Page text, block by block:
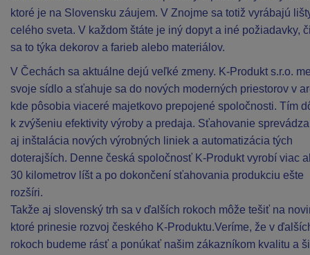
ktoré je na Slovensku záujem. V Znojme sa totiž vyrábajú
celého sveta. V každom štáte je iný dopyt a iné požiadavky,
sa to týka dekorov a farieb alebo materiálov.
V Čechách sa aktuálne dejú veľké zmeny. K-Produkt s.r.o.
svoje sídlo a sťahuje sa do nových moderných priestorov v
kde pôsobia viaceré majetkovo prepojené spoločnosti. Tím
k zvýšeniu efektivity výroby a predaja. Sťahovanie sprevádza
aj inštalácia nových výrobných liniek a automatizácia tých
doterajších. Denne česká spoločnosť K-Produkt vyrobí viac
30 kilometrov líšt a po dokončení sťahovania produkciu ešte
rozšíri.
Takže aj slovenský trh sa v ďalších rokoch môže tešiť na
ktoré prinesie rozvoj českého K-Produktu.Veríme, že v
rokoch budeme rásť a ponúkať našim zákazníkom kvalitu a